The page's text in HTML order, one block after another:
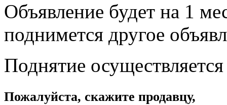
Объявление будет на 1
поднимется другое
Поднятие
Пожалуйста, скажите продавцу,